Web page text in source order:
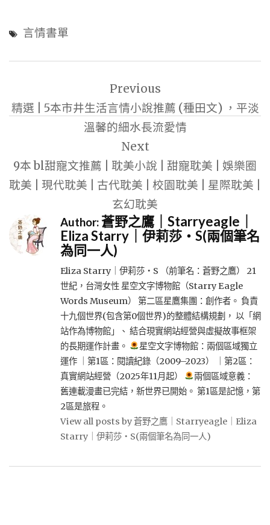
言情書單
導
Previous
精選 | 5本市井生活言情小說推薦 (種田文) ，平淡
溫馨的細水長流愛情
Next
9本 bl甜寵文推薦 | 耽美小說 | 甜寵耽美 | 娛樂圈
耽美 | 現代耽美 | 古代耽美 | 校園耽美 | 星際耽美 |
玄幻耽美
Author:蒼野之鷹｜Starryeagle｜
Eliza Starry｜伊莉莎・S(兩個筆名
為同一人)
Eliza Starry｜伊莉莎・S （前筆名：蒼野之鷹） 21
世紀，台灣女性 星空文字博物館（Starry Eagle
Words Museum） 第二區星鷹集團：創作者。 負責
十九個世界(包含第0個世界)的整體結構規劃， 以「網
站作為博物館」、 結合現實網站經營與虛擬故事框架
的長期運作計畫。
星空文字博物館：兩個區域獨立
運作 ｜第1區：閱讀紀錄（2009–2023） ｜第2區：
真實網站經營（2025年11月起）
兩個區域意義：
舊連載漫畫已完結，新世界已開始。 第1區是記憶，第
2區是旅程。
View all posts by 蒼野之鷹｜Starryeagle｜Eliza
Starry｜伊莉莎・S(兩個筆名為同一人)